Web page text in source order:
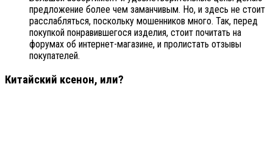
предложение более чем заманчивым. Но, и здесь не стоит
расслабляться, поскольку мошенников много. Так, перед
покупкой понравившегося изделия, стоит почитать на
форумах об интернет-магазине, и пролистать отзывы
покупателей.
Китайский ксенон, или?